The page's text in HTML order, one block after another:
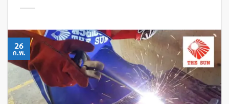
26
ก.พ.